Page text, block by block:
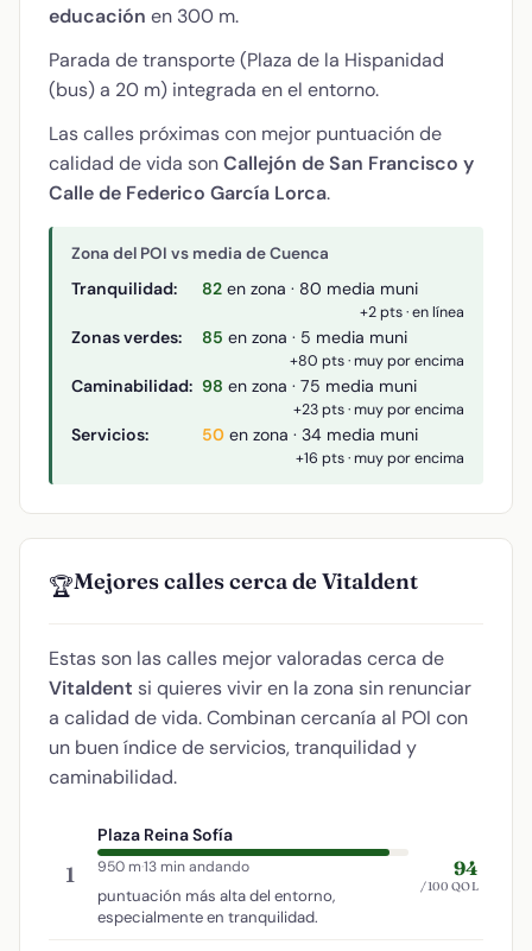
educación en 300 m.
Parada de transporte (Plaza de la Hispanidad
(bus) a 20 m) integrada en el entorno.
Las calles próximas con mejor puntuación de
calidad de vida sonCallejón de San Francisco y
Calle de Federico García Lorca.
Zona del POI vs media de Cuenca
Tranquilidad: 82 en zona · 80 media muni
+2 pts · en línea
Zonas verdes: 85 en zona · 5 media muni
+80 pts · muy por encima
Caminabilidad: 98 en zona · 75 media muni
+23 pts · muy por encima
Servicios: 50 en zona · 34 media muni
+16 pts · muy por encima
🏆Mejores calles cerca de Vitaldent
Estas son las calles mejor valoradas cerca de
Vitaldent si quieres vivir en la zona sin renunciar
a calidad de vida. Combinan cercanía al POI con
un buen índice de servicios, tranquilidad y
caminabilidad.
1
Plaza Reina Sofía
950 m·13 min andando
puntuación más alta del entorno,
especialmente en tranquilidad.
94
/100 QOL